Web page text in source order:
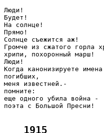
Люди!
Будет!
На солнце!
Прямо!
Солнце съежится аж!
Громче из сжатого горла
хрипи, похоронный марш!
Люди!
Когда канонизируете имена
погибших,
меня известней.-
помните:
еще одного убила война -
поэта с Большой Пресни!
1915